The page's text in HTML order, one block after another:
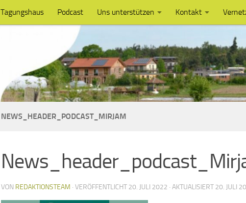
Tagungshaus Podcast Uns unterstützen Kontakt
NEWS_HEADER_PODCAST_MIRJAM
VON REDAKTIONSTEAM · VERÖFFENTLICHT 20. JULI 2022 · AKTUALISIERT 20. JULI